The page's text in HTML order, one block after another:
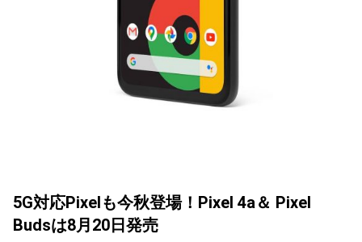
5G対応Pixelも今秋登場！Pixel 4a＆ Pixel
Budsは8月20日発売